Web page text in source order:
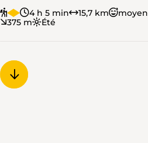
4 h 5 min 15,7 km moyen
375 m
Été